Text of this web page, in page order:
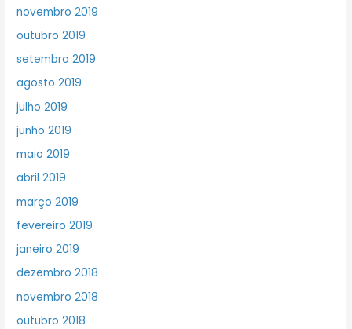
novembro 2019
outubro 2019
setembro 2019
agosto 2019
julho 2019
junho 2019
maio 2019
abril 2019
março 2019
fevereiro 2019
janeiro 2019
dezembro 2018
novembro 2018
outubro 2018